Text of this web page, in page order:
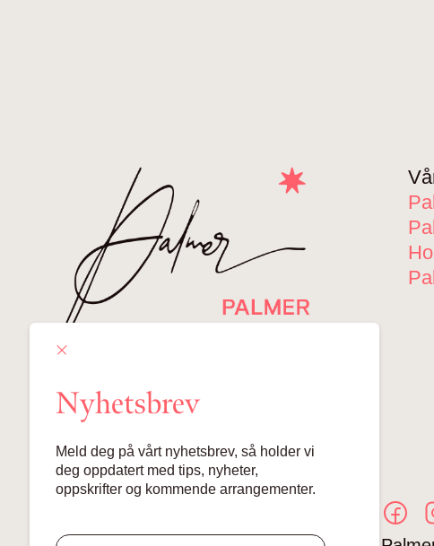
Nyhetsbrev
Meld deg på vårt nyhetsbrev, så holder vi
deg oppdatert med tips, nyheter,
oppskrifter og kommende arrangementer.